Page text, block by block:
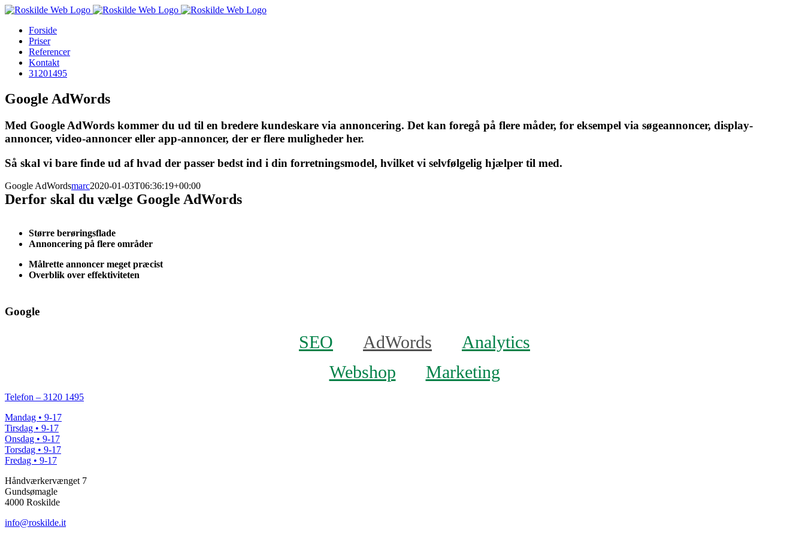
Skip
contentForside
Priser
Referencer
Kontakt
31201495
Google AdWords
Med Google AdWords kommer du ud til en bredere kundeskare via annoncering. Det kan foregå på flere måder, for eksempel via søgeannoncer, display-
annoncer, video-annoncer eller app-annoncer, der er flere muligheder her.
Så skal vi bare finde ud af hvad der passer bedst ind i din forretningsmodel, hvilket vi selvfølgelig hjælper til med.
Google AdWordsmarc2020-01-03T06:36:19+00:00
Derfor skal du vælge Google AdWords
Større berøringsflade
Annoncering på flere områder
Målrette annoncer meget præcist
Overblik over effektiviteten
Google
SEO AdWords
Analytics
Webshop
Marketing
Telefon – 3120 1495
Mandag • 9-17
Tirsdag • 9-17
Onsdag • 9-17
Torsdag • 9-17
Fredag • 9-17
Håndværkervænget 7
Gundsømagle
4000 Roskilde
info@roskilde.it